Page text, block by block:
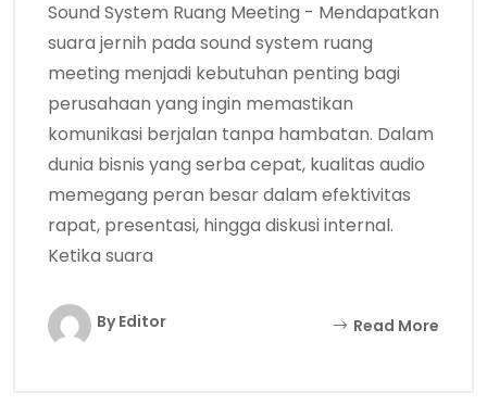
Sound System Ruang Meeting - Mendapatkan
suara jernih pada sound system ruang
meeting menjadi kebutuhan penting bagi
perusahaan yang ingin memastikan
komunikasi berjalan tanpa hambatan. Dalam
dunia bisnis yang serba cepat, kualitas audio
memegang peran besar dalam efektivitas
rapat, presentasi, hingga diskusi internal.
Ketika suara
By Editor Read More